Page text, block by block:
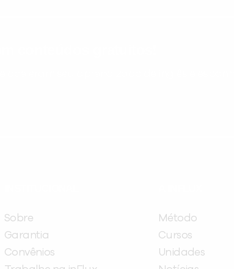
Sobre
Garantia
Convênios
Método
Cursos
Unidades